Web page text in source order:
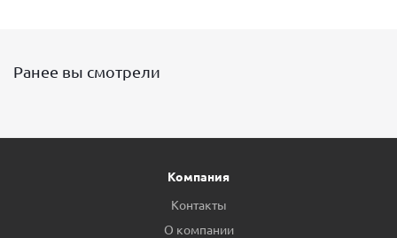
Ранее вы смотрели
Компания
Контакты
О компании